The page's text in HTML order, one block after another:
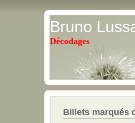
Bruno
Décodages
Billets marqués